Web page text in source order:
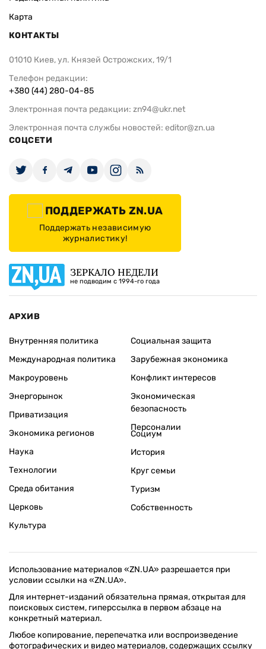
Карта
КОНТАКТЫ
01010 Киев, ул. Князей Острожских, 19/1
Телефон редакции:
+380 (44) 280-04-85
Электронная почта редакции: zn94@ukr.net
Электронная почта службы новостей: editor@zn.ua
СОЦСЕТИ
ПОДДЕРЖАТЬ ZN.UA
Поддержать независимую
журналистику!
ЗЕРКАЛО НЕДЕЛИ
не подводим с 1994-го года
АРХИВ
Внутренняя политика
Международная политика
Макроуровень
Энергорынок
Приватизация
Экономика регионов
Социальная защита
Зарубежная экономика
Конфликт интересов
Экономическая
безопасность
Персоналии
Наука
Технологии
Среда обитания
Церковь
Культура
Социум
История
Круг семьи
Туризм
Собственность
Использование материалов «ZN.UA» разрешается при
условии ссылки на «ZN.UA».
Для интернет-изданий обязательна прямая, открытая для
поисковых систем, гиперссылка в первом абзаце на
конкретный материал.
Любое копирование, перепечатка или воспроизведение
фотографических и видео материалов, содержащих ссылку